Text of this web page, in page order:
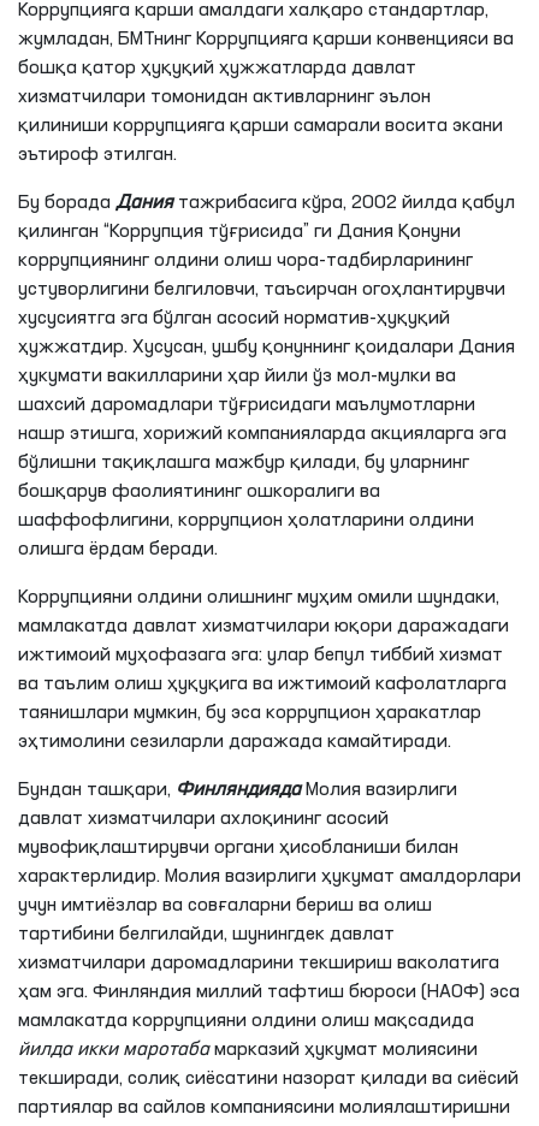
Коррупцияга қарши амалдаги халқаро стандартлар,
жумладан, БМТнинг Коррупцияга қарши конвенцияси ва
бошқа қатор ҳуқуқий ҳужжатларда давлат
хизматчилари томонидан активларнинг эълон
қилиниши коррупцияга қарши самарали восита экани
эътироф этилган.
Бу борада Дания тажрибасига кўра, 2002 йилда қабул
қилинган “Коррупция тўғрисида” ги Дания Қонуни
коррупциянинг олдини олиш чора-тадбирларининг
устуворлигини белгиловчи, таъсирчан огоҳлантирувчи
хусусиятга эга бўлган асосий норматив-ҳуқуқий
ҳужжатдир. Хусусан, ушбу қонуннинг қоидалари Дания
ҳукумати вакилларини ҳар йили ўз мол-мулки ва
шахсий даромадлари тўғрисидаги маълумотларни
нашр этишга, хорижий компанияларда акцияларга эга
бўлишни тақиқлашга мажбур қилади, бу уларнинг
бошқарув фаолиятининг ошкоралиги ва
шаффофлигини, коррупцион ҳолатларини олдини
олишга ёрдам беради.
Коррупцияни олдини олишнинг муҳим омили шундаки,
мамлакатда давлат хизматчилари юқори даражадаги
ижтимоий муҳофазага эга: улар бепул тиббий хизмат
ва таълим олиш ҳуқуқига ва ижтимоий кафолатларга
таянишлари мумкин, бу эса коррупцион ҳаракатлар
эҳтимолини сезиларли даражада камайтиради.
Бундан ташқари, ФинляндиядаМолия вазирлиги
давлат хизматчилари ахлоқининг асосий
мувофиқлаштирувчи органи ҳисобланиши билан
характерлидир. Молия вазирлиги ҳукумат амалдорлари
учун имтиёзлар ва совғаларни бериш ва олиш
тартибини белгилайди, шунингдек давлат
хизматчилари даромадларини текшириш ваколатига
ҳам эга. Финляндия миллий тафтиш бюроси (НАОФ) эса
мамлакатда коррупцияни олдини олиш мақсадида
йилда икки маротабамарказий ҳукумат молиясини
текширади, солиқ сиёсатини назорат қилади ва сиёсий
партиялар ва сайлов компаниясини молиялаштиришни